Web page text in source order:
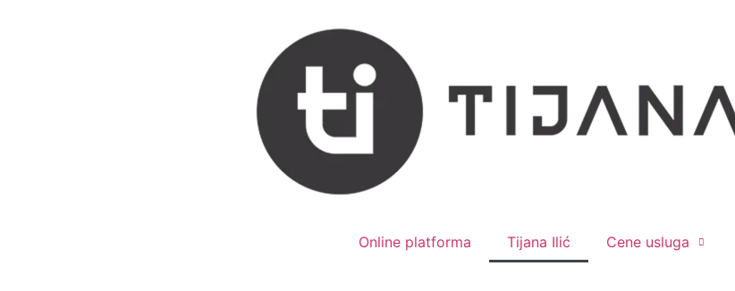
Online platforma Tijana Ilić Cene usluga